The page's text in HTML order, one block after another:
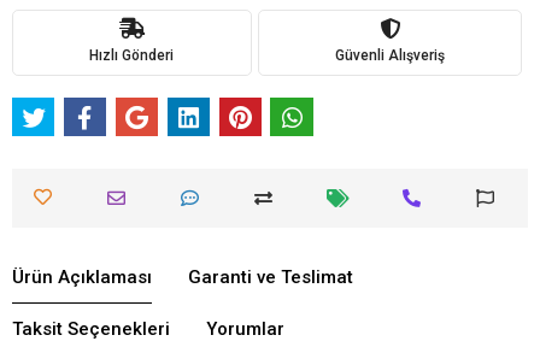
Hızlı Gönderi Güvenli Alışveriş
Ürün Açıklaması Garanti ve Teslimat
Taksit Seçenekleri Yorumlar